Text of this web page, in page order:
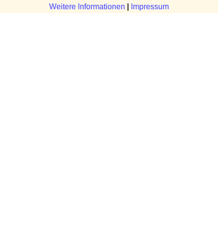
Weitere Informationen Impressum
Weitere Informationen Impressum